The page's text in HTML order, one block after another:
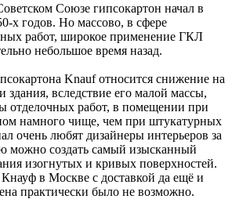
Союзе гипсокартон начал в
х годов. Но массово, в сфере
работ, широкое применение ГКЛ
небольшое время назад.
Knauf относится снижение на
здания, вследствие его малой массы,
отделочных работ, в помещении при
намного чище, чем при штукатурных
очень любят дизайнеры интерьеров за
можно создать самый изысканный
изогнутых и кривых поверхностей.
в Москве с доставкой да ещё и
практически было не возможно.